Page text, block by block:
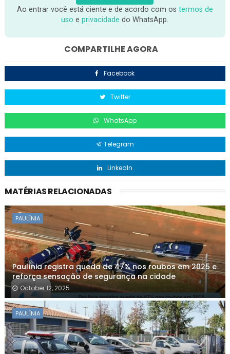
Ao entrar você está ciente e de acordo com os termos de
uso eprivacidade do WhatsApp.
COMPARTILHE AGORA
Facebook
Twitter
WhatsApp
Telegram
LinkedIn
MATÉRIAS RELACIONADAS
PAULÍNIA
Paulínia registra queda de 47% nos roubos em 2025 e
reforça sensação de segurança na cidade
October 12, 2025
PAULÍNIA